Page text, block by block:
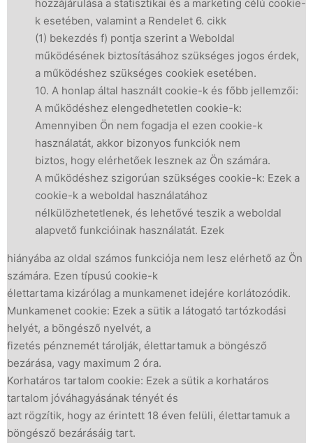
hozzájárulása a statisztikai és a marketing célú cookie-
k esetében, valamint a Rendelet 6. cikk
(1) bekezdés f) pontja szerint a Weboldal
működésének biztosításához szükséges jogos érdek,
a működéshez szükséges cookiek esetében.
10. A honlap által használt cookie-k és főbb jellemzői:
A működéshez elengedhetetlen cookie-k:
Amennyiben Ön nem fogadja el ezen cookie-k
használatát, akkor bizonyos funkciók nem
biztos, hogy elérhetőek lesznek az Ön számára.
A működéshez szigorúan szükséges cookie-k: Ezek a
cookie-k a weboldal használatához
nélkülözhetetlenek, és lehetővé teszik a weboldal
alapvető funkcióinak használatát. Ezek
hiányába az oldal számos funkciója nem lesz elérhető az Ön
számára. Ezen típusú cookie-k
élettartama kizárólag a munkamenet idejére korlátozódik.
Munkamenet cookie: Ezek a sütik a látogató tartózkodási
helyét, a böngésző nyelvét, a
fizetés pénznemét tárolják, élettartamuk a böngésző
bezárása, vagy maximum 2 óra.
Korhatáros tartalom cookie: Ezek a sütik a korhatáros
tartalom jóváhagyásának tényét és
azt rögzítik, hogy az érintett 18 éven felüli, élettartamuk a
böngésző bezárásáig tart.